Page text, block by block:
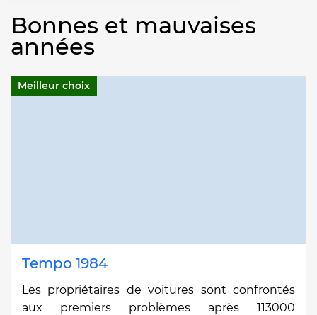
Bonnes et mauvaises
années
Meilleur choix
Tempo 1984
Les propriétaires de voitures sont confrontés
aux premiers problèmes après 113000